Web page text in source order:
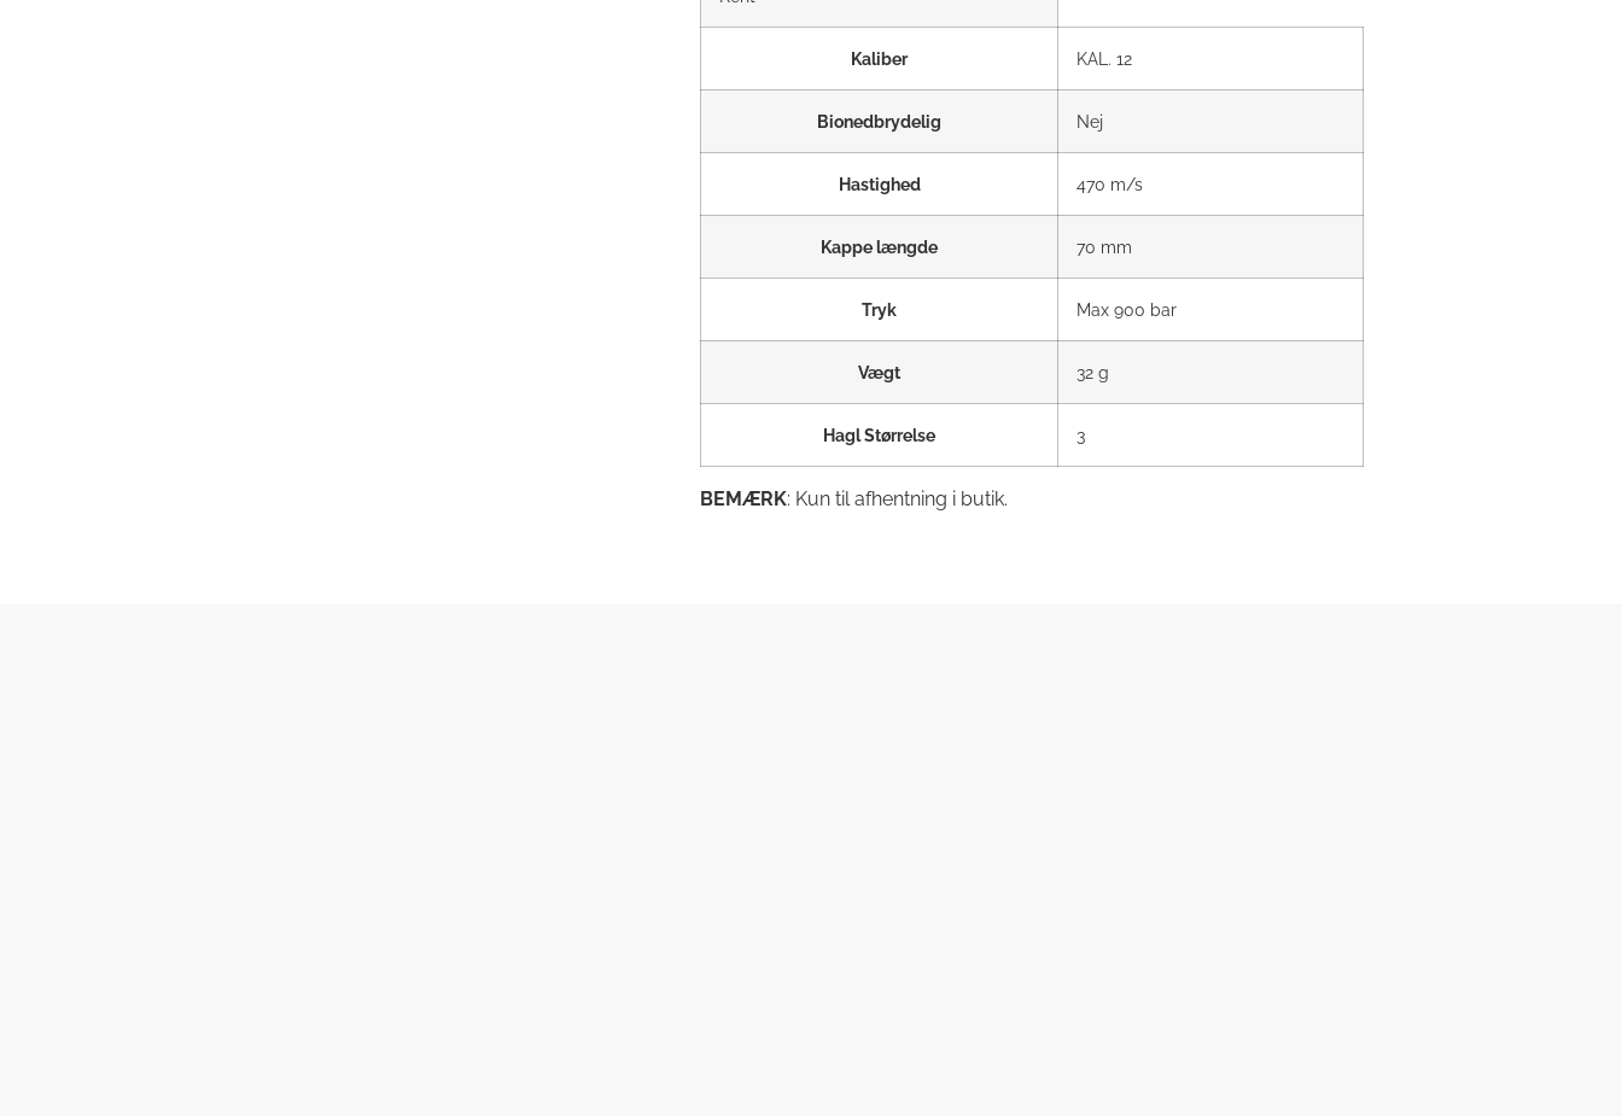
Kaliber KAL. 12
Bionedbrydelig Nej
Hastighed 470 m/s
Kappe længde 70 mm
Tryk Max 900 bar
Vægt 32 g
Hagl Størrelse 3
BEMÆRK: Kun til afhentning i butik.